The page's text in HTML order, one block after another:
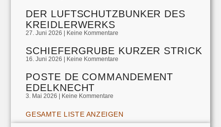
DER LUFTSCHUTZBUNKER DES
KREIDLERWERKS
27. Juni 2026 Keine Kommentare
SCHIEFERGRUBE KURZER STRICK
16. Juni 2026 Keine Kommentare
POSTE DE COMMANDEMENT
EDELKNECHT
3. Mai 2026 Keine Kommentare
GESAMTE LISTE ANZEIGEN